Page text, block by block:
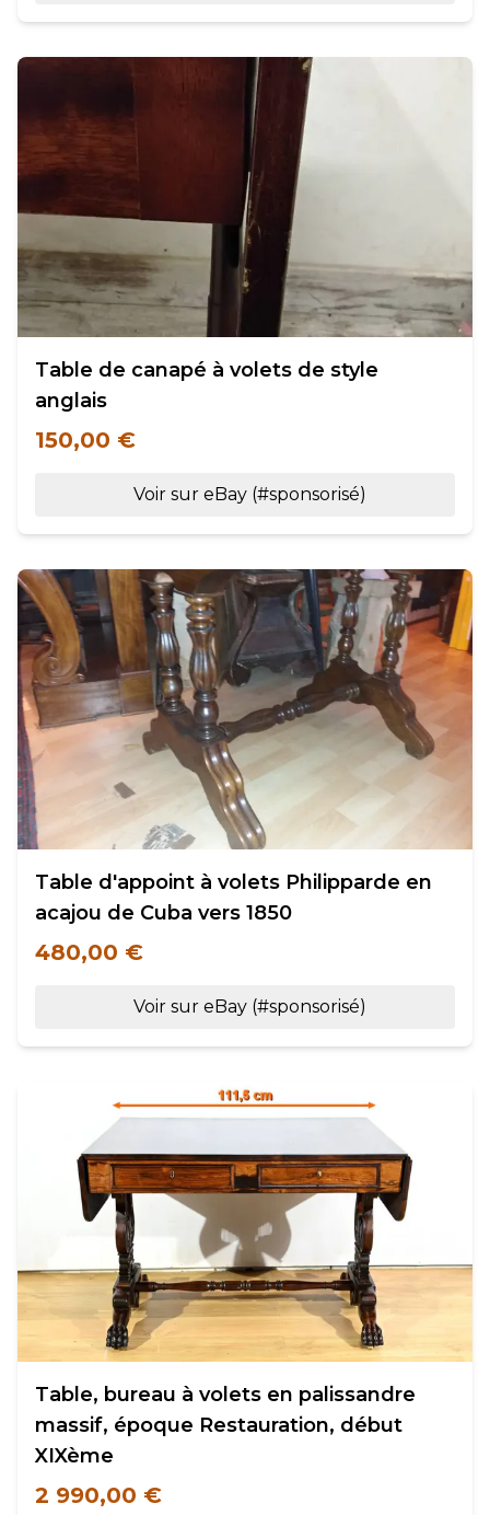
Table de canapé à volets de style
anglais
150,00 €
Voir sur eBay (#sponsorisé)
Table d'appoint à volets Philipparde en
acajou de Cuba vers 1850
480,00 €
Voir sur eBay (#sponsorisé)
Table, bureau à volets en palissandre
massif, époque Restauration, début
XIXème
2 990,00 €